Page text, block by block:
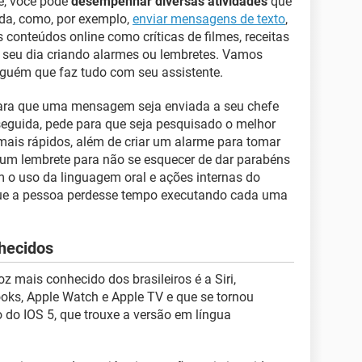
como, por exemplo, enviar mensagens de texto,
conteúdos online como críticas de filmes, receitas
dia criando alarmes ou lembretes. Vamos
que faz tudo com seu assistente.
que uma mensagem seja enviada a seu chefe
pede para que seja pesquisado o melhor
rápidos, além de criar um alarme para tomar
lembrete para não se esquecer de dar parabéns
uso da linguagem oral e ações internas do
a pessoa perdesse tempo executando cada uma
mais conhecido dos brasileiros é a Siri,
Apple Watch e Apple TV e que se tornou
IOS 5, que trouxe a versão em língua